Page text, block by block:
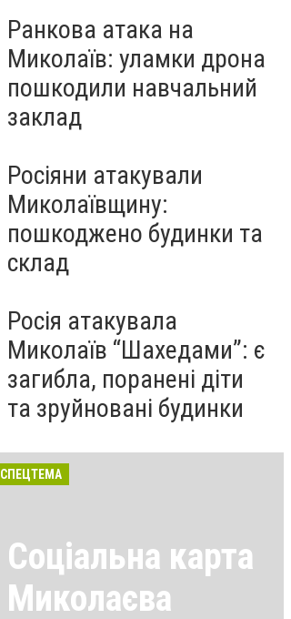
Ранкова атака на
Миколаїв: уламки дрона
пошкодили навчальний
заклад
Росіяни атакували
Миколаївщину:
пошкоджено будинки та
склад
Росія атакувала
Миколаїв “Шахедами”: є
загибла, поранені діти
та зруйновані будинки
СПЕЦТЕМА
Соціальна карта
Миколаєва